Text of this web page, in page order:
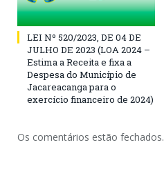
LEI Nº 520/2023, DE 04 DE
JULHO DE 2023 (LOA 2024 –
Estima a Receita e fixa a
Despesa do Município de
Jacareacanga para o
exercício financeiro de 2024)
Os comentários estão fechados.